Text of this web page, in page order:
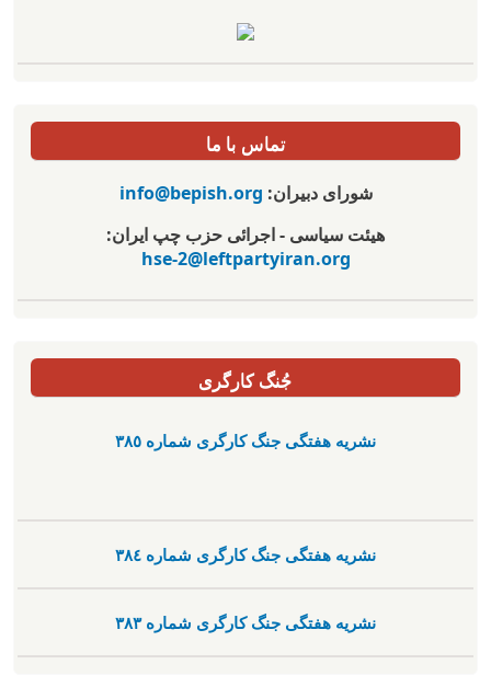
تماس با ما
شورای دبیران:info@bepish.org
هیئت سیاسی - اجرائی حزب چپ ایران:
hse-2@leftpartyiran.org
جُنگ کارگری
نشریە هفتگی جنگ کارگری شمارە ٣٨٥
نشریە هفتگی جنگ کارگری شمارە ٣٨٤
نشریە هفتگی جنگ کارگری شمارە ٣٨٣